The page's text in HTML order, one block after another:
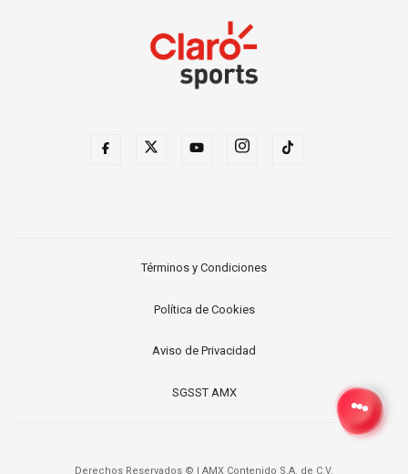
Términos y Condiciones
Política de Cookies
Aviso de Privacidad
SGSST AMX
Derechos Reservados © AMX Contenido S.A. de C.V.